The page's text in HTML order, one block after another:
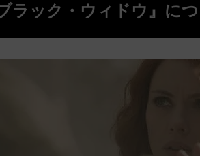
ラック・ウィドウ』に